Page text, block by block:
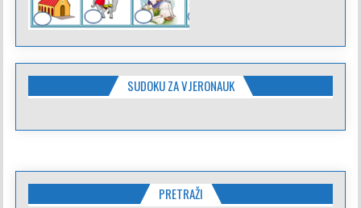
SUDOKU ZA VJERONAUK
PRETRAŽI